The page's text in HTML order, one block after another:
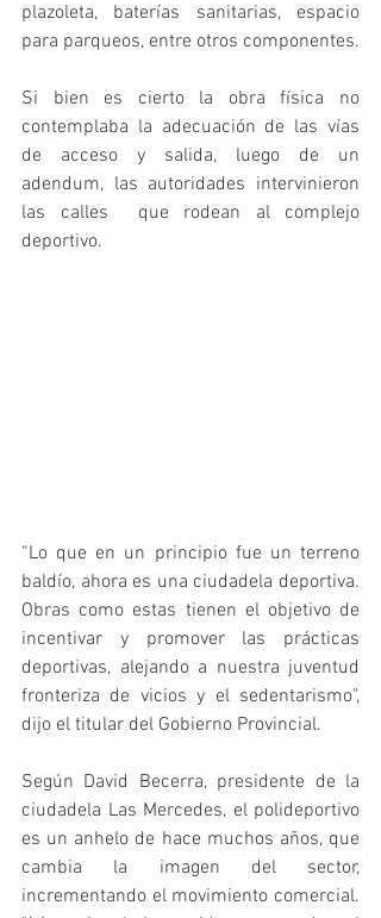
plazoleta, baterías sanitarias, espacio
Si bien es cierto la obra física no
contemplaba la adecuación de las vías
de acceso y salida, luego de un
adendum, las autoridades intervinieron
las calles  que rodean al complejo
deportivo.
“Lo que en un principio fue un terreno
baldío, ahora es una ciudadela deportiva.
Obras como estas tienen el objetivo de
incentivar y promover las prácticas
deportivas, alejando a nuestra juventud
fronteriza de vicios y el sedentarismo",
dijo el titular del Gobierno Provincial.
Según David Becerra, presidente de la
ciudadela Las Mercedes, el polideportivo
es un anhelo de hace muchos años, que
cambia la imagen del sector,
incrementando el movimiento comercial.